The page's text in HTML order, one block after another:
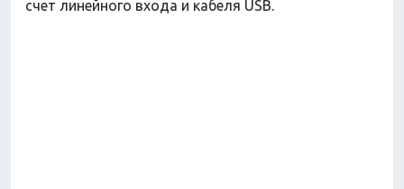
счет линейного входа и кабеля USB.